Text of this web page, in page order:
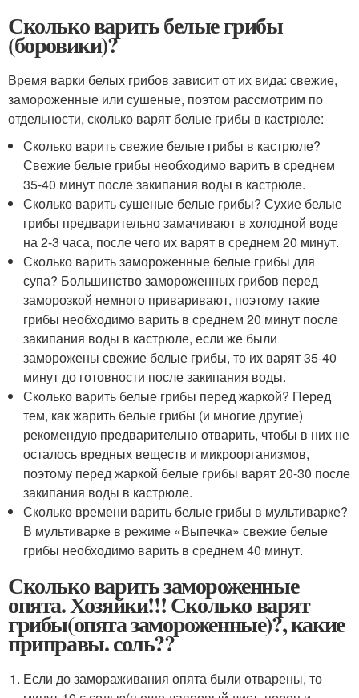
Сколько варить белые грибы
(боровики)?
Время варки белых грибов зависит от их вида: свежие,
замороженные или сушеные, поэтом рассмотрим по
отдельности, сколько варят белые грибы в кастрюле:
Сколько варить свежие белые грибы в кастрюле?
Свежие белые грибы необходимо варить в среднем
35-40 минут после закипания воды в кастрюле.
Сколько варить сушеные белые грибы? Сухие белые
грибы предварительно замачивают в холодной воде
на 2-3 часа, после чего их варят в среднем 20 минут.
Сколько варить замороженные белые грибы для
супа? Большинство замороженных грибов перед
заморозкой немного приваривают, поэтому такие
грибы необходимо варить в среднем 20 минут после
закипания воды в кастрюле, если же были
заморожены свежие белые грибы, то их варят 35-40
минут до готовности после закипания воды.
Сколько варить белые грибы перед жаркой? Перед
тем, как жарить белые грибы (и многие другие)
рекомендую предварительно отварить, чтобы в них не
осталось вредных веществ и микроорганизмов,
поэтому перед жаркой белые грибы варят 20-30 после
закипания воды в кастрюле.
Сколько времени варить белые грибы в мультиварке?
В мультиварке в режиме «Выпечка» свежие белые
грибы необходимо варить в среднем 40 минут.
Сколько варить замороженные
опята. Хозяйки!!! Сколько варят
грибы(опята замороженные)?, какие
приправы. соль??
Если до замораживания опята были отварены, то